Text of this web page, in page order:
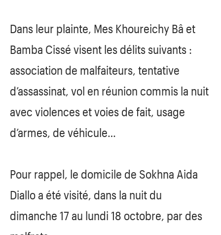
Dans leur plainte, Mes Khoureichy Bâ et
Bamba Cissé visent les délits suivants :
association de malfaiteurs, tentative
d’assassinat, vol en réunion commis la nuit
avec violences et voies de fait, usage
d’armes, de véhicule…
Pour rappel, le domicile de Sokhna Aida
Diallo a été visité, dans la nuit du
dimanche 17 au lundi 18 octobre, par des